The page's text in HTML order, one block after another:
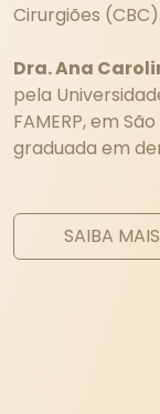
Cirurgiões (CBC).
Dra. Ana
pela
FAMERP, em
graduada em
SAIBA MAIS